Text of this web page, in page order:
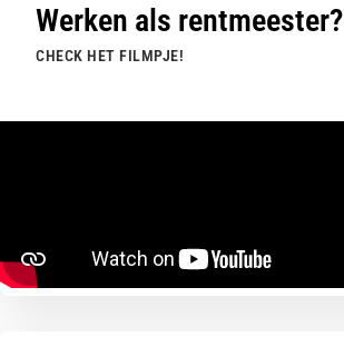
Werken als rentmeester?
CHECK HET FILMPJE!